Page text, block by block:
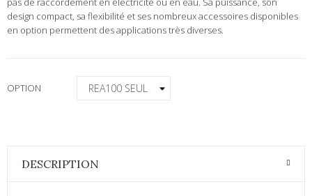
design compact, sa flexibilité et ses nombreux accessoires disponibles
en option permettent des applications très diverses.
OPTION
DESCRIPTION